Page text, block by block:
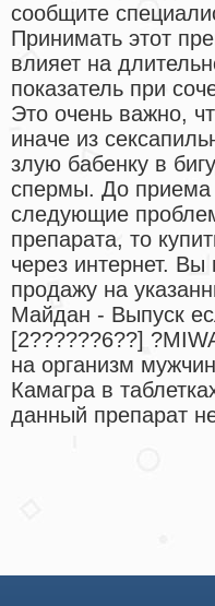
сообщите
Принимать этот
влияет на
показатель при
Это очень важно,
иначе из
злую бабенку в
спермы. До приема
следующие
препарата, то
через интернет.
продажу на
Майдан - Выпуск
[2??????6??]
на организм
Камагра в
данный препарат